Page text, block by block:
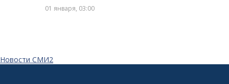
01 января, 03:00
Новости СМИ2